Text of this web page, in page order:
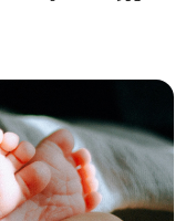
厚的零售和媒体专业知